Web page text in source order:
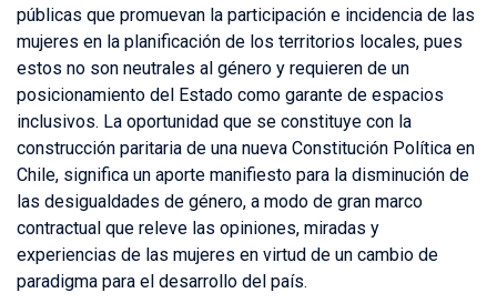
públicas que promuevan la participación e incidencia de las
mujeres en la planificación de los territorios locales, pues
estos no son neutrales al género y requieren de un
posicionamiento del Estado como garante de espacios
inclusivos. La oportunidad que se constituye con la
construcción paritaria de una nueva Constitución Política en
Chile, significa un aporte manifiesto para la disminución de
las desigualdades de género, a modo de gran marco
contractual que releve las opiniones, miradas y
experiencias de las mujeres en virtud de un cambio de
paradigma para el desarrollo del país.